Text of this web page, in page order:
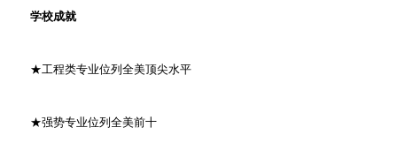
学校成就
★工程类专业位列全美顶尖水平
★强势专业位列全美前十